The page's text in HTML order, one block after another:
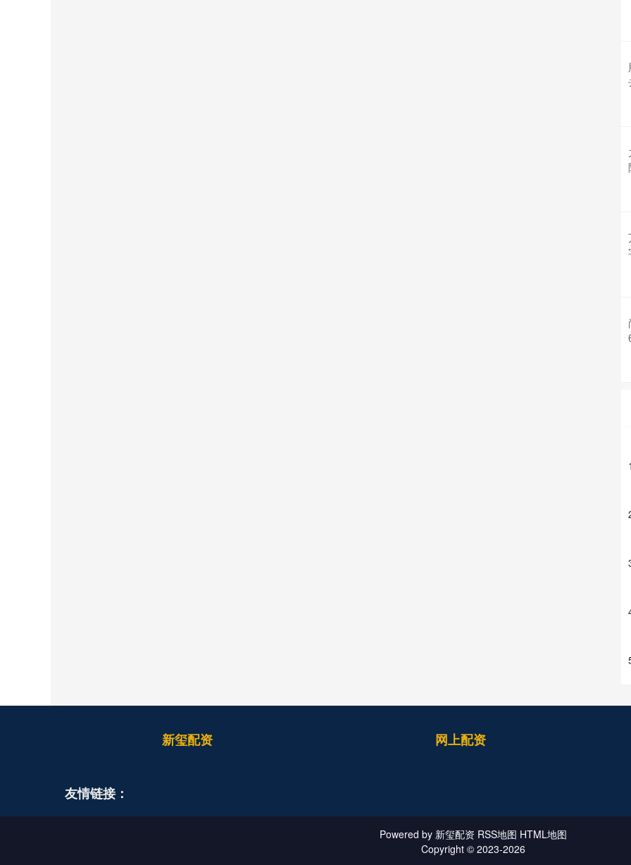
新玺配资 网上配资
友情链接：
Powered by 新玺配资 RSS地图 HTML地图
Copyright © 2023-2026